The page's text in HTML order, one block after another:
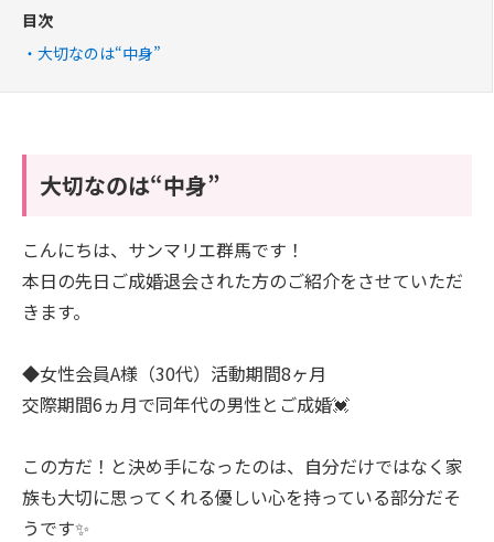
目次
大切なのは“中身”
大切なのは“中身”
こんにちは、サンマリエ群馬です！
本日の先日ご成婚退会された方のご紹介をさせていただ
きます。
◆女性会員A様（30代）活動期間8ヶ月
交際期間6ヵ月で同年代の男性とご成婚💓
この方だ！と決め手になったのは、自分だけではなく家
族も大切に思ってくれる優しい心を持っている部分だそ
うです✨